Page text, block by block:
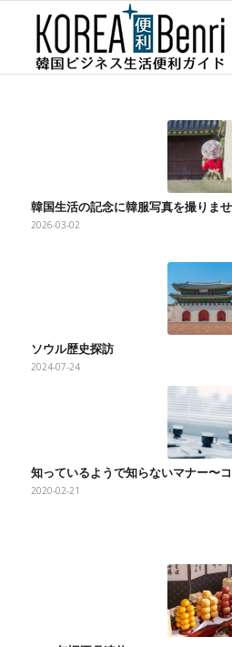
韓国生活の記念に韓服写真を撮りま
2026-03-02
ソウル歴史探訪
2024-07-24
知っているようで知らないマナー〜
2020-02-21